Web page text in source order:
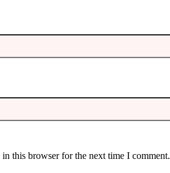
this browser for the next time I comment.